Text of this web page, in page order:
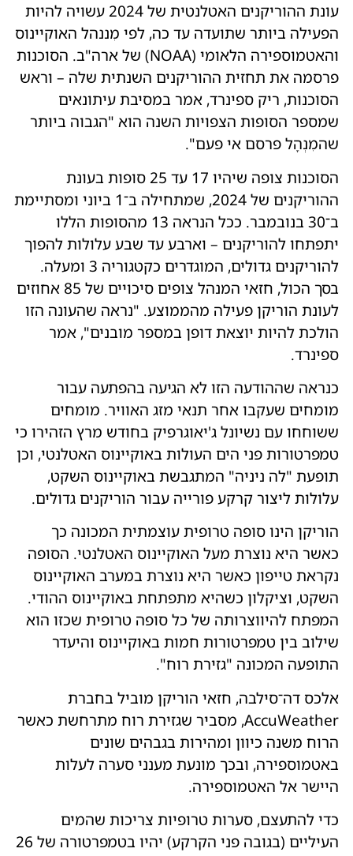
עונת ההוריקנים האטלנטית של 2024 עשויה להיות
הפעילה ביותר שתועדה עד כה, לפי מִננהל האוקיינוס
​​והאטמוספירה הלאומי (NOAA) של ארה"ב. הסוכנות
פרסמה את תחזית ההוריקנים השנתית שלה – וראש
הסוכנות, ריק ספינרד, אמר במסיבת עיתונאים
שמספר הסופות הצפויות השנה הוא "הגבוה ביותר
שהמִנְהָל פרסם אי פעם".
הסוכנות צופה שיהיו 17 עד 25 סופות בעונת
ההוריקנים של 2024, שמתחילה ב־1 ביוני ומסתיימת
ב־30 בנובמבר. ככל הנראה 13 מהסופות הללו
יתפתחו להוריקנים – וארבע עד שבע עלולות להפוך
להוריקנים גדולים, המוגדרים כקטגוריה 3 ומעלה.
בסך הכול, חזאי המנהל צופים סיכויים של 85 אחוזים
לעונת הוריקן פעילה מהממוצע. "נראה שהעונה הזו
הולכת להיות יוצאת דופן במספר מובנים", אמר
ספינרד.
כנראה שההודעה הזו לא הגיעה בהפתעה עבור
מומחים שעקבו אחר תנאי מזג האוויר. מומחים
ששוחחו עם נשיונל ג'יאוגרפיק בחודש מרץ הזהירו כי
טמפרטורות פני הים העולות באוקיינוס ​​האטלנטי, וכן
תופעת "לה ניניה" המתגבשת באוקיינוס ​​השקט,
עלולות ליצור קרקע פורייה עבור הוריקנים גדולים.
הוריקן הינו סופה טרופית עוצמתית המכונה כך
כאשר היא נוצרת מעל האוקיינוס האטלנטי. הסופה
נקראת טייפון כאשר היא נוצרת במערב האוקיינוס
השקט, וציקלון כשהיא מתפתחת באוקיינוס ההודי.
המפתח להיווצרותה של כל סופה טרופית שכזו הוא
שילוב בין טמפרטורות חמות באוקיינוס ​​והיעדר
התופעה המכונה "גזירת רוח".
אלכס דה־סילבה, חזאי הוריקן מוביל בחברת
AccuWeather, מסביר שגזירת רוח מתרחשת כאשר
הרוח משנה כיוון ומהירות בגבהים שונים
באטמוספירה, ובכך מונעת מענני סערה לעלות
היישר אל האטמוספירה.
כדי להתעצם, סערות טרופיות צריכות שהמים
העיליים (בגובה פני הקרקע) יהיו בטמפרטורה של 26